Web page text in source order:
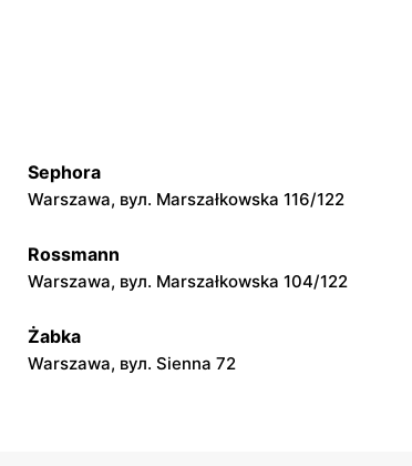
moje sklepy
Tczew, вул. Franciszka Żwirki 61
moje sklepy
Opole, вул. Grudzicka 45
Sephora
Warszawa, вул. Marszałkowska 116/122
Rossmann
Warszawa, вул. Marszałkowska 104/122
Żabka
Warszawa, вул. Sienna 72